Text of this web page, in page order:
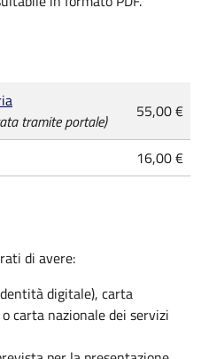
tramite portale)
55,00 €
16,00 €
di avere:
digitale), carta
carta nazionale dei servizi